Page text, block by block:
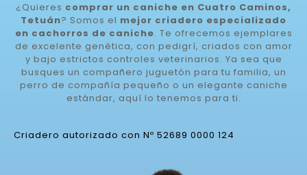
¿Quieres comprar un caniche en Cuatro Caminos,
Tetuán? Somos el mejor criadero especializado
en cachorros de caniche. Te ofrecemos ejemplares
de excelente genética, con pedigrí, criados con amor
y bajo estrictos controles veterinarios. Ya sea que
busques un compañero juguetón para tu familia, un
perro de compañía pequeño o un elegante caniche
estándar, aquí lo tenemos para ti.
Criadero autorizado con Nº 52689 0000 124